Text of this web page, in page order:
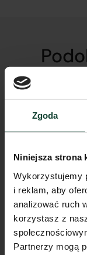
Zgoda
Niniejsza strona
Wykorzystujemy
i reklam, aby
analizować ruch
korzystasz z
Partnerzy mogą